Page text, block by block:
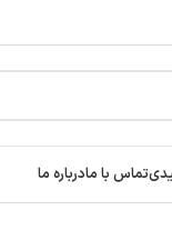
تماس با مادرباره ما